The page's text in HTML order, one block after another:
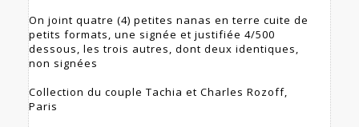
On joint quatre (4) petites nanas en terre cuite de
petits formats, une signée et justifiée 4/500
dessous, les trois autres, dont deux identiques,
non signées
Collection du couple Tachia et Charles Rozoff,
Paris